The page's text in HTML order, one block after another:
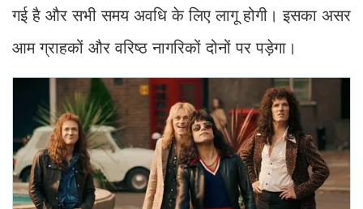
गई है और सभी समय अवधि के लिए लागू होगी। इसका असर
आम ग्राहकों और वरिष्ठ नागरिकों दोनों पर पड़ेगा।